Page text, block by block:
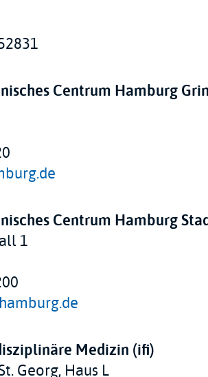
Centrum Hamburg
Centrum Hamburg
1
Medizin (ifi)
Georg, Haus L